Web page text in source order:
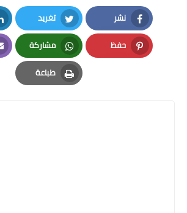
نشر
Facebook
تغريد
Twitter
حفظ
Pinterest
مشاركة
Whatsapp
طباعة
Print